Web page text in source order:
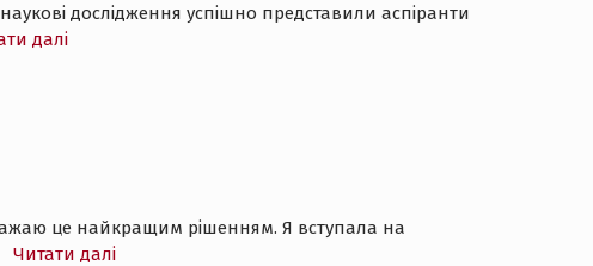
дослідження успішно представили аспіранти
далі
це найкращим рішенням. Я вступала на
Читати далі